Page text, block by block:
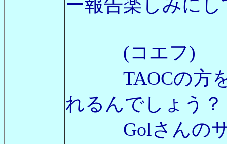
ー報告楽しみに
(コエフ)
TAOCの方を
れるんでしょう？
Golさんのサ